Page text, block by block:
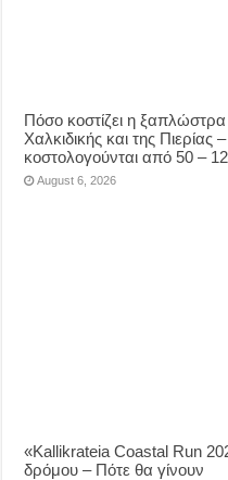
Πόσο κοστίζει η
Χαλκιδικής και της Πιερίας
κοστολογούνται από 50 –
August 6, 2026
«Kallikrateia Coastal Run
δρόμου – Πότε θα γίνουν